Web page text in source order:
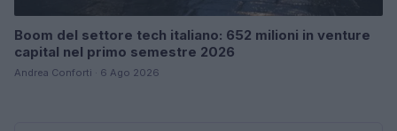
Boom del settore tech italiano: 652 milioni in venture
capital nel primo semestre 2026
Andrea Conforti · 6 Ago 2026